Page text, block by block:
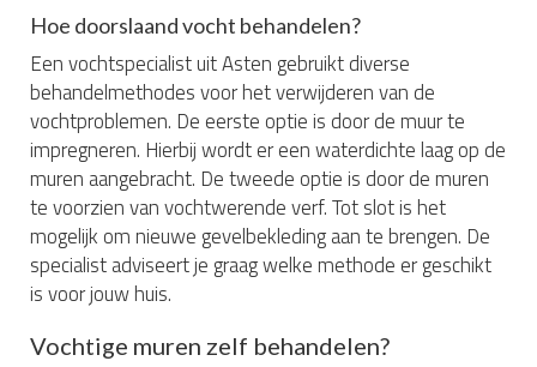
Hoe doorslaand vocht behandelen?
Een vochtspecialist uit Asten gebruikt diverse
behandelmethodes voor het verwijderen van de
vochtproblemen. De eerste optie is door de muur te
impregneren. Hierbij wordt er een waterdichte laag op de
muren aangebracht. De tweede optie is door de muren
te voorzien van vochtwerende verf. Tot slot is het
mogelijk om nieuwe gevelbekleding aan te brengen. De
specialist adviseert je graag welke methode er geschikt
is voor jouw huis.
Vochtige muren zelf behandelen?